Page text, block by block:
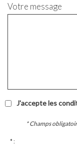
Votre message
J'accepte les
* Champs
* :